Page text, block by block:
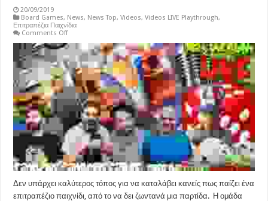
20/09/2019
Board Games, News, News Top,Videos,Videos LIVE Playthrough,
Επιτραπέζια Παιχνίδια
Comments Offon
D
–
LIVE
Playthrough
Δεν υπάρχει καλύτερος τόπος για να καταλάβει κανείς πως παίζει ένα
επιτραπέζιο παιχνίδι, από το να δει ζωντανά μια παρτίδα. Η ομάδα